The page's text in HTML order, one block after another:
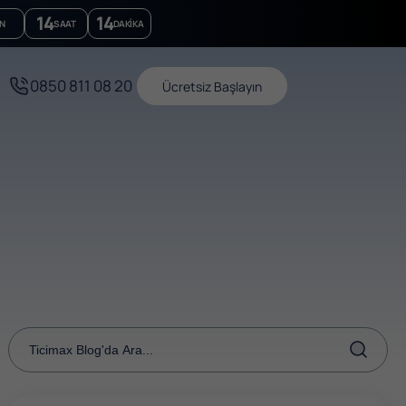
14SAAT 14DAKIKA
0850 811 08 20 Ücretsiz Başlayın